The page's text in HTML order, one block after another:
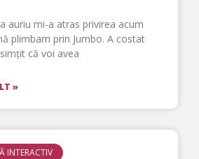
auriu mi-a atras privirea acum
plimbam prin Jumbo. A costat
că voi avea
»
INTERACTIV